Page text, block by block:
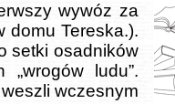
wywóz za
domu Tereska.).
setki osadników
ludu”.
wczesnym